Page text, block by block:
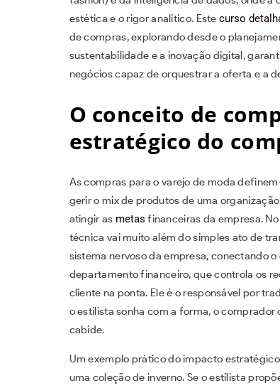
estética e o rigor analítico. Estecurso
de compras, explorando desde o
sustentabilidade e a inovação digital,
negócios capaz de orquestrar a oferta e a
O conceito de
estratégico do
As compras para o varejo de moda
gerir o mix de produtos de uma
atingir as metas financeiras da empresa.
técnica vai muito além do simples ato de
sistema nervoso da empresa, conectando
departamento financeiro, que controla os
cliente na ponta. Ele é o responsável por
o estilista sonha com a forma, o
cabide.
Um exemplo prático do impacto
uma coleção de inverno. Se o estilista